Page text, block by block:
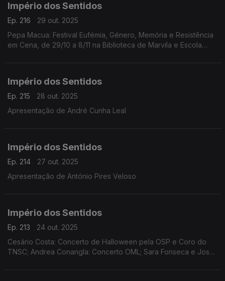
Império dos Sentidos
Ep. 216
29 out. 2025
Pepa Macua: Festival Eufémia, Género, Memória e Resistência
em Cena, de 29/10 a 8/11 na Biblioteca de Marvila e Escola
Império dos Sentidos
Ep. 215
28 out. 2025
Apresentação de André Cunha Leal
Império dos Sentidos
Ep. 214
27 out. 2025
Apresentação de António Pires Veloso
Império dos Sentidos
Ep. 213
24 out. 2025
Cesário Costa: Concerto de Halloween pela OSP e Coro do
TNSC; Andrea Conangla: Concerto OML; Sara Fonseca e José